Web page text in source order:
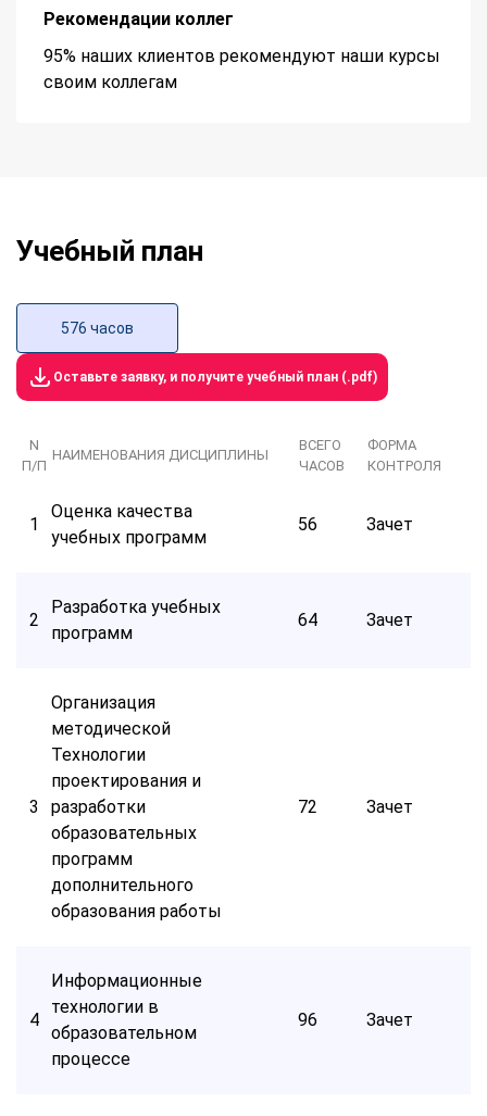
Рекомендации коллег
95% наших клиентов рекомендуют наши курсы
своим коллегам
Учебный план
576 часов
Оставьте заявку, и получите учебный план (.pdf)
N
П/П
НАИМЕНОВАНИЯ ДИСЦИПЛИНЫ
ВСЕГО
ЧАСОВ
ФОРМА
КОНТРОЛЯ
1
Оценка качества
учебных программ
56 Зачет
2
Разработка учебных
программ
64 Зачет
3
Организация
методической
Технологии
проектирования и
разработки
образовательных
программ
дополнительного
образования работы
72 Зачет
4
Информационные
технологии в
образовательном
процессе
96 Зачет